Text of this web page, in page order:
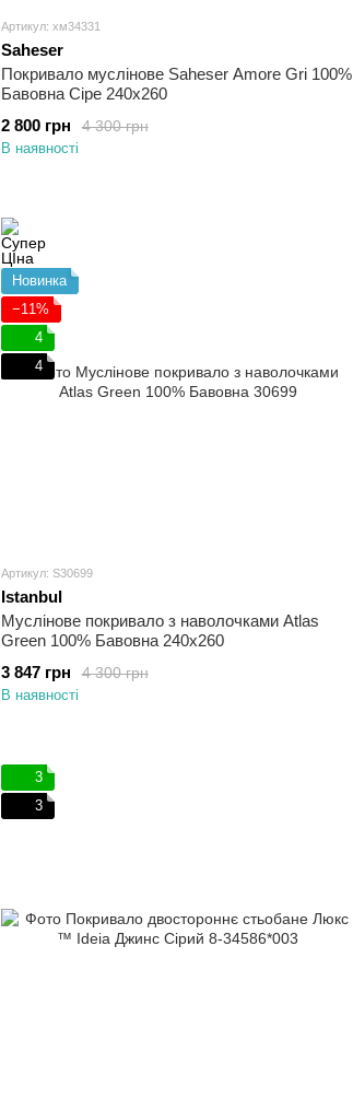
Артикул: хм34331
Saheser
Покривало муслінове Saheser Amore Gri 100%
Бавовна Сіре 240х260
4 300 грн
2 800 грн
В наявності
Новинка
−11%
4
4
Артикул: S30699
Istanbul
Муслінове покривало з наволочками Atlas
Green 100% Бавовна 240х260
4 300 грн
3 847 грн
В наявності
3
3